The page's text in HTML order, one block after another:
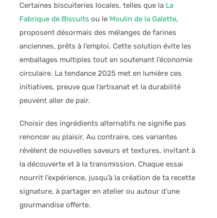
Certaines biscuiteries locales, telles que la La
Fabrique de Biscuits ou le Moulin de la Galette,
proposent désormais des mélanges de farines
anciennes, prêts à l’emploi. Cette solution évite les
emballages multiples tout en soutenant l’économie
circulaire. La tendance 2025 met en lumière ces
initiatives, preuve que l’artisanat et la durabilité
peuvent aller de pair.
Choisir des ingrédients alternatifs ne signifie pas
renoncer au plaisir. Au contraire, ces variantes
révèlent de nouvelles saveurs et textures, invitant à
la découverte et à la transmission. Chaque essai
nourrit l’expérience, jusqu’à la création de ta recette
signature, à partager en atelier ou autour d’une
gourmandise offerte.